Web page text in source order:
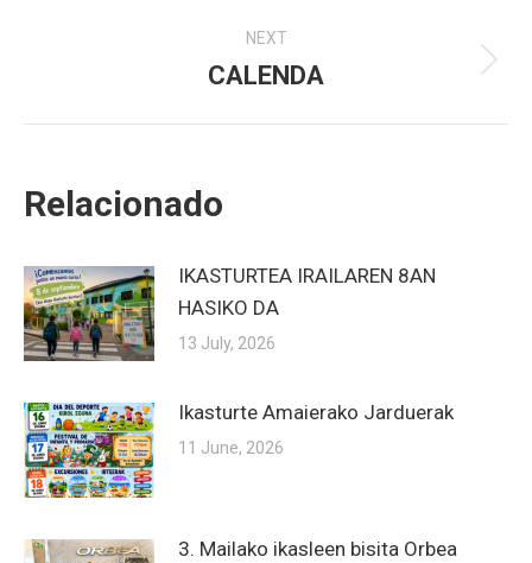
NEXT
Next
CALENDA
Relacionado
IKASTURTEA IRAILAREN 8AN
HASIKO DA
13 July, 2026
Ikasturte Amaierako Jarduerak
11 June, 2026
3. Mailako ikasleen bisita Orbea